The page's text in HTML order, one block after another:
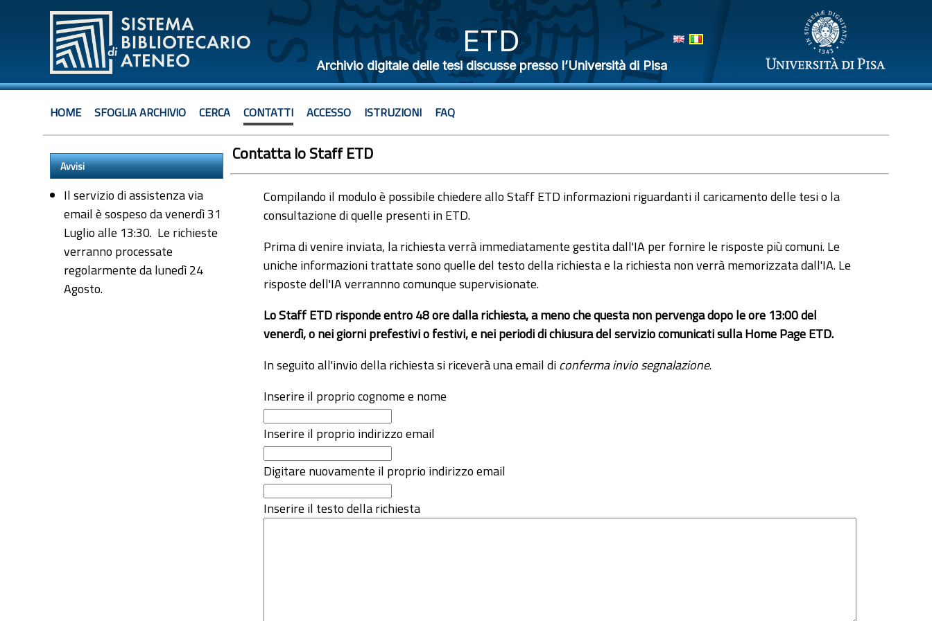
ETD
Archivio digitale delle tesi discusse presso l’Università di Pisa
HOME SFOGLIA ARCHIVIO CERCA CONTATTI ACCESSO ISTRUZIONI FAQ
Avvisi
Il servizio di assistenza via
email è sospeso da venerdì 31
Luglio alle 13:30. Le richieste
verranno processate
regolarmente da lunedì 24
Agosto.
Contatta lo Staff ETD
Compilando il modulo è possibile chiedere allo Staff ETD informazioni riguardanti il caricamento delle tesi o la
consultazione di quelle presenti in ETD.
Prima di venire inviata, la richiesta verrà immediatamente gestita dall'IA per fornire le risposte più comuni. Le
uniche informazioni trattate sono quelle del testo della richiesta e la richiesta non verrà memorizzata dall'IA. Le
risposte dell'IA verrannno comunque supervisionate.
Lo Staff ETD risponde entro 48 ore dalla richiesta, a meno che questa non pervenga dopo le ore 13:00 del
venerdì, o nei giorni prefestivi o festivi, e nei periodi di chiusura del servizio comunicati sulla Home Page ETD.
In seguito all'invio della richiesta si riceverà una email diconferma invio segnalazione.
Inserire il proprio cognome e nome
Inserire il proprio indirizzo email
Digitare nuovamente il proprio indirizzo email
Inserire il testo della richiesta